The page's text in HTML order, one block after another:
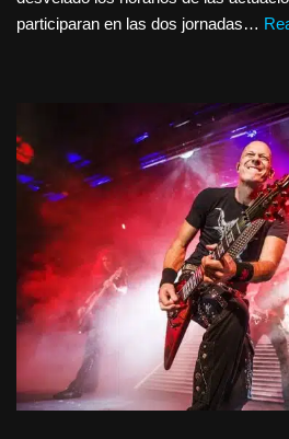
participaran en las dos jornadas…